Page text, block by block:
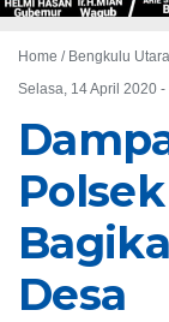
Home / Bengkulu Utara
Selasa, 14 April 2020 -
Desa